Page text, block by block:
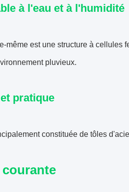
à l'eau et à l'humidité
même est une structure à cellules
pluvieux.
pratique
constituée de tôles